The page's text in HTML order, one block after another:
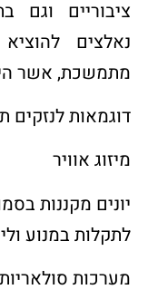
ציבוריים וגם
נאלצים
מתמשכת, אשר
דוגמאות לנזקים
מיזוג אוויר
יונים מקננות
לתקלות במנוע
מערכות סולאריות